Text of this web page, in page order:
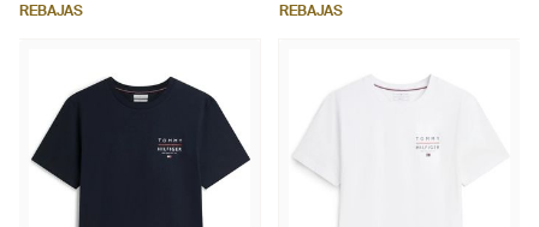
REBAJAS REBAJAS